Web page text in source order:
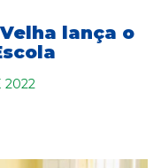
lança o
2022